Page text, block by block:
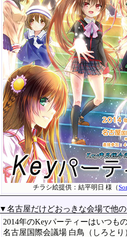
チラシ絵提供：結平明日 様（
▼名古屋だけどおっきな会場で他
2014年のKeyパーティーはいつも
名古屋国際会議場 白鳥（しろと